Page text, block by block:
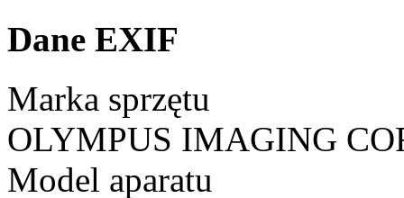
Dane EXIF
Marka sprzętu
OLYMPUS IMAGING
Model aparatu